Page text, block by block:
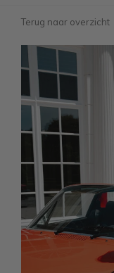
Terug naar overzicht